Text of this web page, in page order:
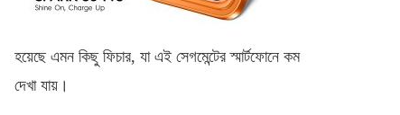
হয়েছে এমন কিছু ফিচার, যা এই সেগমেন্টের স্মার্টফোনে কম
দেখা যায়।